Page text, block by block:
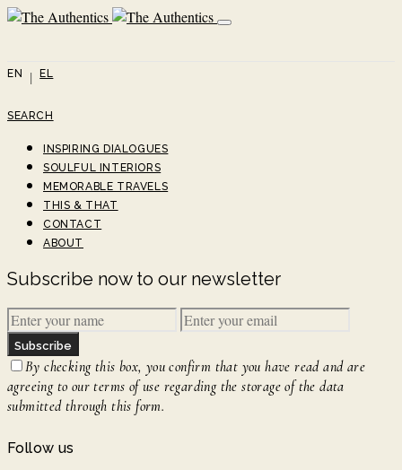
EN EL
SEARCH
INSPIRING DIALOGUES
SOULFUL INTERIORS
MEMORABLE TRAVELS
THIS & THAT
CONTACT
ABOUT
Subscribe now to our newsletter
Subscribe
By checking this box, you confirm that you have read and are
agreeing to our terms of use regarding the storage of the data
submitted through this form.
Follow us